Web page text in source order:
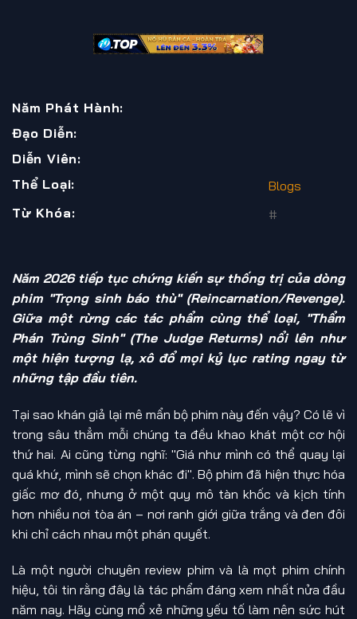
Năm Phát Hành:
Đạo Diễn:
Diễn Viên:
Thể Loại:
Blogs
Từ Khóa:
#
Năm 2026 tiếp tục chứng kiến sự thống trị của dòng
phim "Trọng sinh báo thù" (Reincarnation/Revenge).
Giữa một rừng các tác phẩm cùng thể loại, "Thẩm
Phán Trùng Sinh" (The Judge Returns) nổi lên như
một hiện tượng lạ, xô đổ mọi kỷ lục rating ngay từ
những tập đầu tiên.
Tại sao khán giả lại mê mẩn bộ phim này đến vậy? Có lẽ vì
trong sâu thẳm mỗi chúng ta đều khao khát một cơ hội
thứ hai. Ai cũng từng nghĩ: "Giá như mình có thể quay lại
quá khứ, mình sẽ chọn khác đi". Bộ phim đã hiện thực hóa
giấc mơ đó, nhưng ở một quy mô tàn khốc và kịch tính
hơn nhiều nơi tòa án – nơi ranh giới giữa trắng và đen đôi
khi chỉ cách nhau một phán quyết.
Là một người chuyên review phim và là mọt phim chính
hiệu, tôi tin rằng đây là tác phẩm đáng xem nhất nửa đầu
năm nay. Hãy cùng mổ xẻ những yếu tố làm nên sức hút